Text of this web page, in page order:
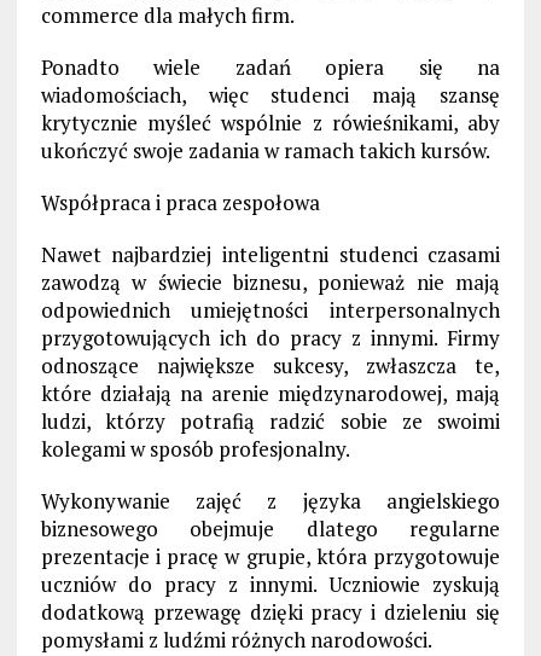
commerce dla małych firm.
Ponadto wiele zadań opiera się na
wiadomościach, więc studenci mają szansę
krytycznie myśleć wspólnie z rówieśnikami, aby
ukończyć swoje zadania w ramach takich kursów.
Współpraca i praca zespołowa
Nawet najbardziej inteligentni studenci czasami
zawodzą w świecie biznesu, ponieważ nie mają
odpowiednich umiejętności interpersonalnych
przygotowujących ich do pracy z innymi. Firmy
odnoszące największe sukcesy, zwłaszcza te,
które działają na arenie międzynarodowej, mają
ludzi, którzy potrafią radzić sobie ze swoimi
kolegami w sposób profesjonalny.
Wykonywanie zajęć z języka angielskiego
biznesowego obejmuje dlatego regularne
prezentacje i pracę w grupie, która przygotowuje
uczniów do pracy z innymi. Uczniowie zyskują
dodatkową przewagę dzięki pracy i dzieleniu się
pomysłami z ludźmi różnych narodowości.